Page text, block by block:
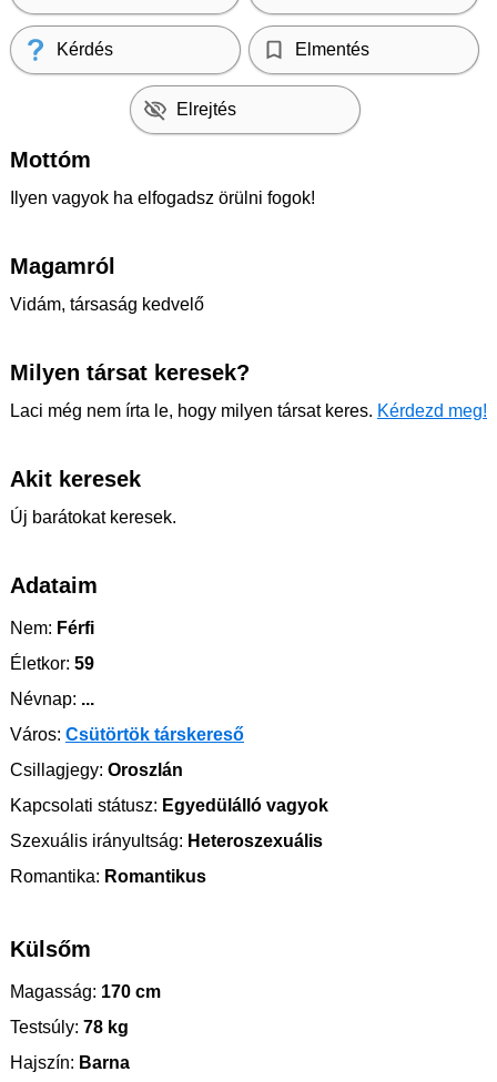
Kérdés Elmentés
Elrejtés
Mottóm
Ilyen vagyok ha elfogadsz örülni fogok!
Magamról
Vidám, társaság kedvelő
Milyen társat keresek?
Laci még nem írta le, hogy milyen társat keres. Kérdezd meg!
Akit keresek
Új barátokat keresek.
Adataim
Nem: Férfi
Életkor: 59
Névnap: ...
Város: Csütörtök társkereső
Csillagjegy: Oroszlán
Kapcsolati státusz: Egyedülálló vagyok
Szexuális irányultság: Heteroszexuális
Romantika: Romantikus
Külsőm
Magasság: 170 cm
Testsúly: 78 kg
Hajszín: Barna